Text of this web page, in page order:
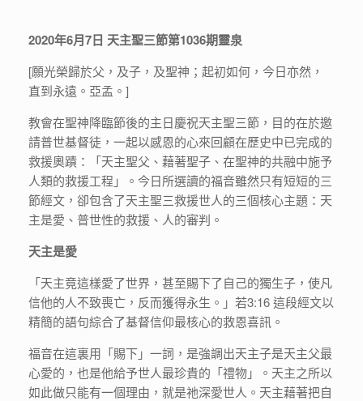
2020年6月7日 天主聖三節第1036期靈泉
[願光榮歸於父，及子，及聖神；起初如何，今日亦然，
直到永遠。亞孟。]
教會在聖神降臨節後的主日慶祝天主聖三節，目的在於邀
請普世基督徒，一起以感恩的心來回顧在歷史中已完成的
救援奧蹟：「天主聖父、藉著聖子、在聖神的共融中施予
人類的救援工程」。今日所選讀的福音雖然只有短短的三
節經文，卻包含了天主聖三救援世人的三個核心主題：天
主是愛、普世性的救援、人的審判。
天主是愛
「天主竟這樣愛了世界，甚至賜下了自己的獨生子，使凡
信他的人不致喪亡，反而獲得永生。」若3:16 這段經文以
精簡的語句綜合了基督信仰最核心的救恩喜訊。
福音在這裏用「賜下」一詞，是強調出天主子是天主父最
心愛的，也是他給予世人最珍貴的「禮物」。天主之所以
如此做只能有一個理由，就是祂深愛世人。天主藉著把自